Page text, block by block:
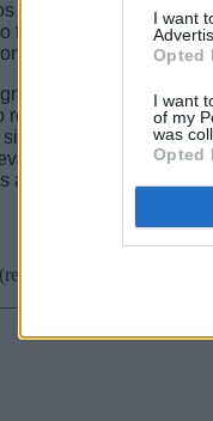
I want
Opted
I want
of my
was
Opted
de toda España,
fuera de la cancha.
y personal.
el apoyo
resulta
fomentando el
aventura nacional
el nombre del